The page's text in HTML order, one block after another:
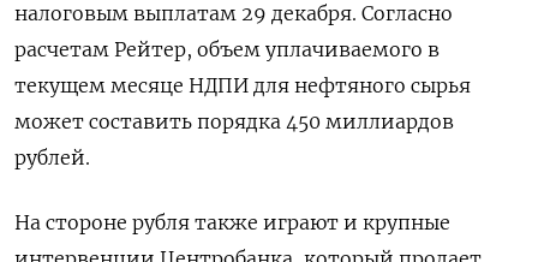
налоговым выплатам 29 декабря. Согласно
расчетам Рейтер, объем уплачиваемого в
текущем месяце НДПИ для нефтяного сырья
может составить порядка 450 миллиардов
рублей.
На стороне рубля также играют и крупные